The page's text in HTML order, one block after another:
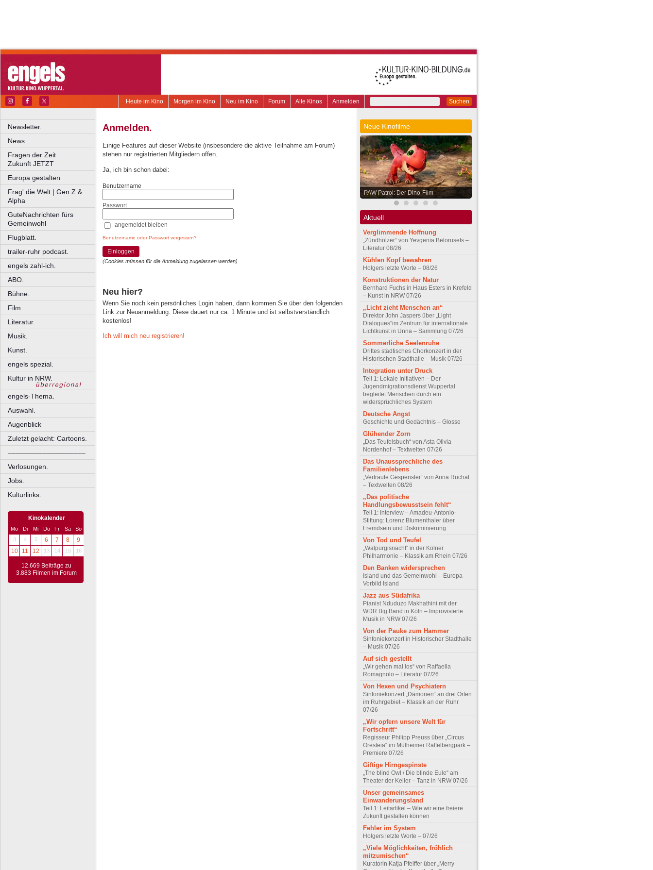
Suchen
Anmelden
Alle Kinos
Forum
Neu im Kino
Morgen im Kino
Heute im Kino
Newsletter.
News.
Fragen der Zeit
Zukunft JETZT
Europa gestalten
Frag' die Welt | Gen Z &
Alpha
GuteNachrichten fürs
Gemeinwohl
Flugblatt.
trailer-ruhr podcast.
engels zahl-ich.
ABO.
Bühne.
Film.
Literatur.
Musik.
Kunst.
engels spezial.
Kultur in NRW.
engels-Thema.
Auswahl.
Augenblick
Zuletzt gelacht: Cartoons.
––––––––––––––––––––
Verlosungen.
Jobs.
Kulturlinks.
Kinokalender
Mo Di Mi Do Fr Sa
So
3
4 5 6 7 8
9
10
11 12 13 14 15 16
12.669 Beiträge zu
3.883 Filmen im Forum
Anmelden.
Einige Features auf dieser Website (insbesondere die aktive Teilnahme am Forum)
stehen nur registrierten Mitgliedern offen.
Ja, ich bin schon dabei:
Benutzername
Passwort
angemeldet bleiben
Benutzername oder Passwort vergessen?
Einloggen
(Cookies müssen für die Anmeldung zugelassen werden)
Neu hier?
Wenn Sie noch kein persönliches Login haben, dann kommen Sie über den folgenden
Link zur Neuanmeldung. Diese dauert nur ca. 1 Minute und ist selbstverständlich
kostenlos!
Ich will mich neu registrieren!
Neue Kinofilme
PAW Patrol: Der Dino-Film
Aktuell
Verglimmende Hoffnung
„Zündhölzer“ von Yevgenia Belorusets –
Literatur 08/26
Kühlen Kopf bewahren
Holgers letzte Worte – 08/26
Konstruktionen der Natur
Bernhard Fuchs in Haus Esters in Krefeld
– Kunst in NRW 07/26
„Licht zieht Menschen an“
Direktor John Jaspers über „Light
Dialogues“im Zentrum für internationale
Lichtkunst in Unna – Sammlung 07/26
Sommerliche Seelenruhe
Drittes städtisches Chorkonzert in der
Historischen Stadthalle – Musik 07/26
Integration unter Druck
Teil 1: Lokale Initiativen – Der
Jugendmigrationsdienst Wuppertal
begleitet Menschen durch ein
widersprüchliches System
Deutsche Angst
Geschichte und Gedächtnis – Glosse
Glühender Zorn
„Das Teufelsbuch“ von Asta Olivia
Nordenhof – Textwelten 07/26
Das Unaussprechliche des
Familienlebens
„Vertraute Gespenster“ von Anna Ruchat
– Textwelten 08/26
„Das politische
Handlungsbewusstsein fehlt“
Teil 1: Interview – Amadeu-Antonio-
Stiftung: Lorenz Blumenthaler über
Fremdsein und Diskriminierung
Von Tod und Teufel
„Walpurgisnacht“ in der Kölner
Philharmonie – Klassik am Rhein 07/26
Den Banken widersprechen
Island und das Gemeinwohl – Europa-
Vorbild Island
Jazz aus Südafrika
Pianist Nduduzo Makhathini mit der
WDR Big Band in Köln – Improvisierte
Musik in NRW 07/26
Von der Pauke zum Hammer
Sinfoniekonzert in Historischer Stadthalle
– Musik 07/26
Auf sich gestellt
„Wir gehen mal los“ von Raffaella
Romagnolo – Literatur 07/26
Von Hexen und Psychiatern
Sinfoniekonzert „Dämonen“ an drei Orten
im Ruhrgebiet – Klassik an der Ruhr
07/26
„Wir opfern unsere Welt für
Fortschritt“
Regisseur Philipp Preuss über „Circus
Oresteia“ im Mülheimer Raffelbergpark –
Premiere 07/26
Giftige Hirngespinste
„The blind Owl / Die blinde Eule“ am
Theater der Keller – Tanz in NRW 07/26
Unser gemeinsames
Einwanderungsland
Teil 1: Leitartikel – Wie wir eine freiere
Zukunft gestalten können
Fehler im System
Holgers letzte Worte – 07/26
„Viele Möglichkeiten, fröhlich
mitzumischen“
Kuratorin Katja Pfeiffer über „Merry